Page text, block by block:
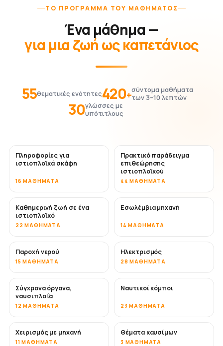
ΤΟ ΠΡΌΓΡΑΜΜΑ ΤΟΥ ΜΑΘΉΜΑΤΟΣ
Ένα μάθημα —
για μια ζωή ως καπετάνιος
55θεματικές ενότητες420+σύντομα μαθήματα
των 3–10 λεπτών
30γλώσσες με
υπότιτλους
Πληροφορίες για
ιστιοπλοϊκά σκάφη
16 ΜΑΘΉΜΑΤΑ
Πρακτικό παράδειγμα
επιθεώρησης
ιστιοπλοϊκού
44 ΜΑΘΉΜΑΤΑ
Καθημερινή ζωή σε ένα
ιστιοπλοϊκό
22 ΜΑΘΉΜΑΤΑ
Εσωλέμβια μηχανή
14 ΜΑΘΉΜΑΤΑ
Παροχή νερού
15 ΜΑΘΉΜΑΤΑ
Ηλεκτρισμός
28 ΜΑΘΉΜΑΤΑ
Σύγχρονα όργανα,
ναυσιπλοΐα
12 ΜΑΘΉΜΑΤΑ
Ναυτικοί κόμποι
23 ΜΑΘΉΜΑΤΑ
Χειρισμός με μηχανή
11 ΜΑΘΉΜΑΤΑ
Θέματα καυσίμων
3 ΜΑΘΉΜΑΤΑ